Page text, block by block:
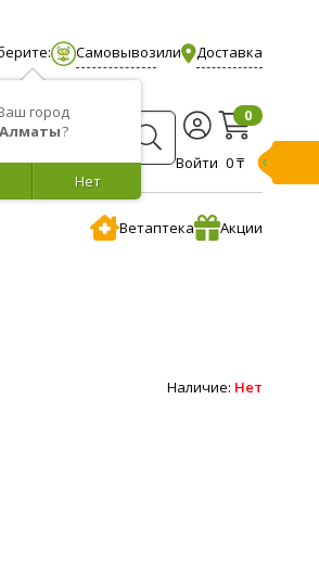
город
Алматы?
Нет
Самовывозили Доставка
Войти
0
0 ₸
Ветаптека Акции
Наличие: Нет